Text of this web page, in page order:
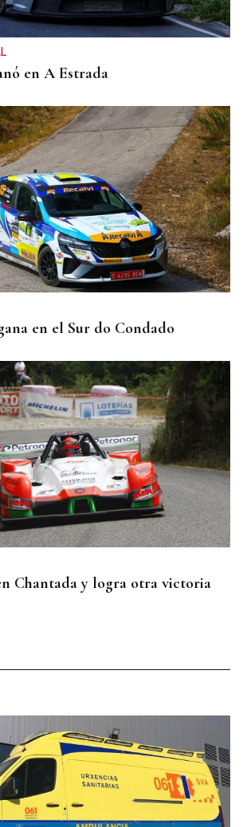
en A Estrada
en el Sur do Condado
Chantada y logra otra victoria